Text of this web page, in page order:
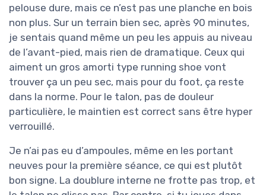
pelouse dure, mais ce n’est pas une planche en bois
non plus. Sur un terrain bien sec, après 90 minutes,
je sentais quand même un peu les appuis au niveau
de l’avant-pied, mais rien de dramatique. Ceux qui
aiment un gros amorti type running shoe vont
trouver ça un peu sec, mais pour du foot, ça reste
dans la norme. Pour le talon, pas de douleur
particulière, le maintien est correct sans être hyper
verrouillé.
Je n’ai pas eu d’ampoules, même en les portant
neuves pour la première séance, ce qui est plutôt
bon signe. La doublure interne ne frotte pas trop, et